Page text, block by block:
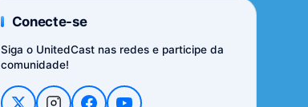
Conecte-se
Siga o UnitedCast nas redes e participe da
comunidade!